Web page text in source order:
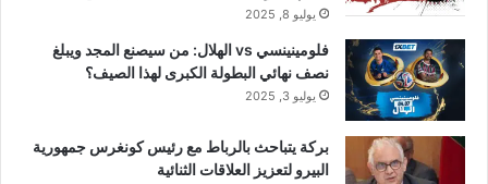
يوليو 8, 2025
فلومينينسي vs الهلال: من سيصنع المجد ويبلغ
نصف نهائي البطولة الكبرى لهذا الصيف؟
يوليو 3, 2025
بركة يتباحث بالرباط مع رئيس كونغرس جمهورية
البيرو لتعزيز العلاقات الثنائية